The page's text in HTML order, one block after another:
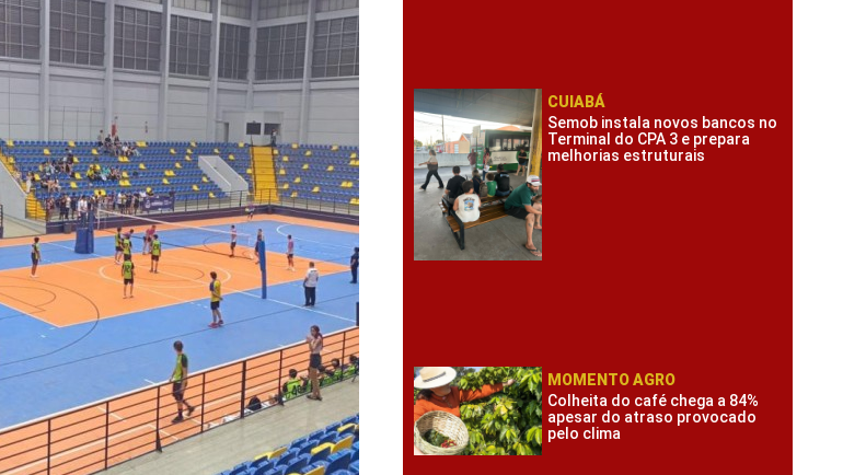
CUIABÁ
Semob instala novos bancos no
Terminal do CPA 3 e prepara
melhorias estruturais
MOMENTO AGRO
Colheita do café chega a 84%
apesar do atraso provocado
pelo clima